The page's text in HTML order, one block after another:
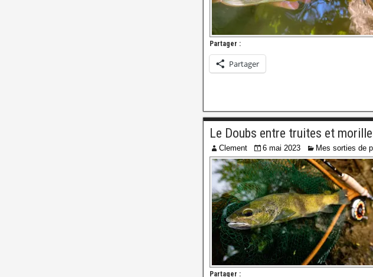
Partager :
Partager
Le Doubs entre truites et
Clement 6 mai 2023 Mes sorties de
Partager :